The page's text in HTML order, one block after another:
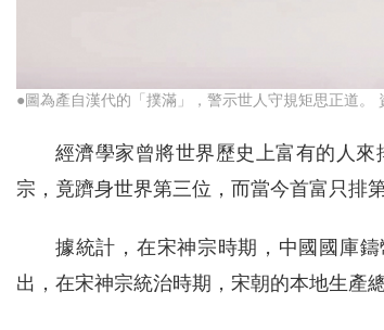
●圖為產自漢代的「撲滿」，警示世人守規矩思正道。
經濟學家曾將世界歷史上富有的人
宗，竟躋身世界第三位，而當今首富只排第
據統計，在宋神宗時期，中國國庫
出，在宋神宗統治時期，宋朝的本地生產